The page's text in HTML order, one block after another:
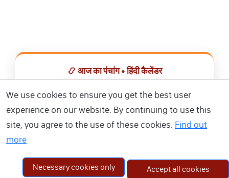
📿 आज का पंचांग • हिंदी कैलेंडर
📅 हिंदी कैलेंडर ऐप डाउनलोड करें
We use cookies to ensure you get the best user
experience on our website. By continuing to use this
site, you agree to the use of these cookies. Find out
more
Necessary cookies only Accept all cookies